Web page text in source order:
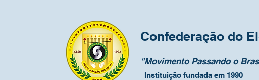
Confederação do
"Movimento Passando o
Instituição fundada em 1990